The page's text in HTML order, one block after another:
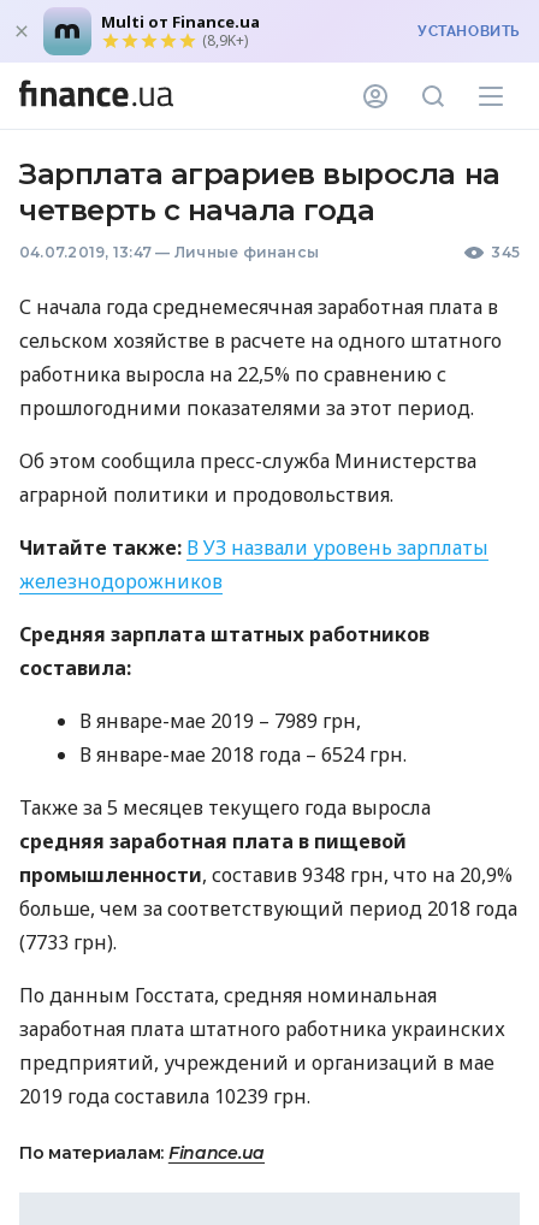
Multi от Finance.ua
(8,9K+) УСТАНОВИТЬ
Зарплата аграриев выросла на
четверть с начала года
04.07.2019, 13:47 — Личные финансы 345
С начала года среднемесячная заработная плата в
сельском хозяйстве в расчете на одного штатного
работника выросла на 22,5% по сравнению с
прошлогодними показателями за этот период.
Об этом сообщила пресс-служба Министерства
аграрной политики и продовольствия.
Читайте также: В УЗ назвали уровень зарплаты
железнодорожников
Средняя зарплата штатных работников
составила:
В январе-мае 2019 – 7989 грн,
В январе-мае 2018 года – 6524 грн.
Также за 5 месяцев текущего года выросла
средняя заработная плата в пищевой
промышленности, составив 9348 грн, что на 20,9%
больше, чем за соответствующий период 2018 года
(7733 грн).
По данным Госстата, средняя номинальная
заработная плата штатного работника украинских
предприятий, учреждений и организаций в мае
2019 года составила 10239 грн.
По материалам: Finance.ua